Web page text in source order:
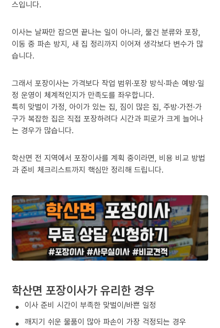
스입니다.
이사는 날짜만 잡으면 끝나는 일이 아니라, 물건 분류와 포장,
이동 중 파손 방지, 새 집 정리까지 이어져 생각보다 변수가 많
습니다.
그래서 포장이사는 가격보다 작업 범위·포장 방식·파손 예방·일
정 운영이 체계적인지가 만족도를 좌우합니다.
특히 맞벌이 가정, 아이가 있는 집, 짐이 많은 집, 주방·가전·가
구가 복잡한 집은 직접 포장하려다 시간과 피로가 크게 늘어나
는 경우가 많습니다.
학산면 전 지역에서 포장이사를 계획 중이라면, 비용 비교 방법
과 준비 체크리스트까지 핵심만 정리해 드립니다.
학산면 포장이사가 유리한 경우
이사 준비 시간이 부족한 맞벌이/바쁜 일정
깨지기 쉬운 물품이 많아 파손이 가장 걱정되는 경우